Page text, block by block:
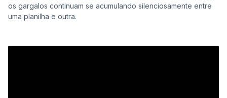
os gargalos continuam se acumulando silenciosamente entre
uma planilha e outra.